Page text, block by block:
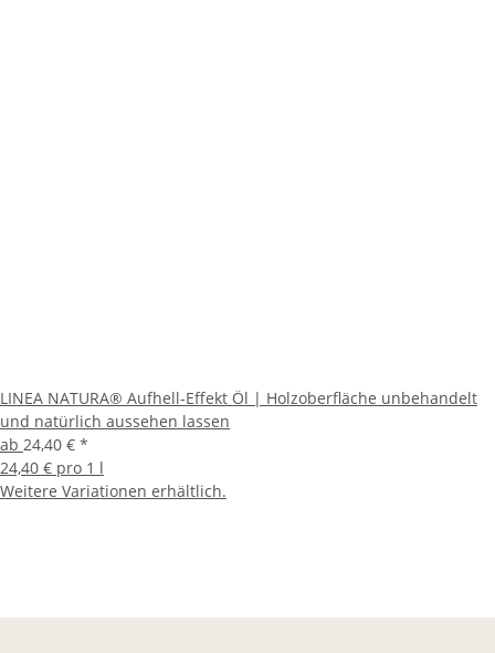
LINEA NATURA® Aufhell-Effekt Öl | Holzoberfläche unbehandelt
und natürlich aussehen lassen
ab 24,40 € *
24,40 € pro 1 l
Weitere Variationen erhältlich.